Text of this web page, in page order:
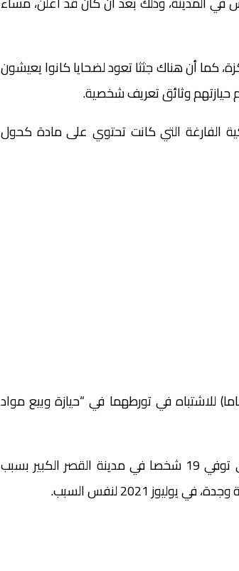
كما أن هناك جثثا تعود لضحايا كانوا يعيشون
حيازتهم وثائق تعريف شخصية.
الفارغة التي كانت تحتوي على مادة كحول
الشرطة أيضا صاحب المتجر (67 عاما) ومساعده (17 عاما) للاشتباه في تورطهما في “حيازة وبيع مواد
وسبق تسجيل حوادث مشابهة في المغرب، ففي شتنبر الماضي توفي 19 شخصا في مدينة القصر الكبير بسبب